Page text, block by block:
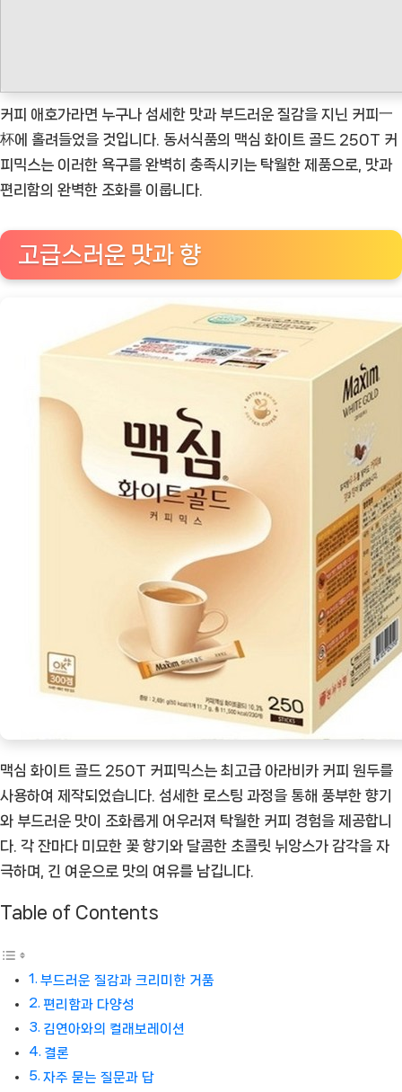
닉
하
다:
화
트
250T
커
피
ㅣ
추
천
상
품]
커피 애호가라면 누구나 섬세한 맛과 부드러운 질감을 지닌 커피一
杯에 홀려들었을 것입니다. 동서식품의 맥심 화이트 골드 250T 커
피믹스는 이러한 욕구를 완벽히 충족시키는 탁월한 제품으로, 맛과
편리함의 완벽한 조화를 이룹니다.
고급스러운 맛과 향
맥심 화이트 골드 250T 커피믹스는 최고급 아라비카 커피 원두를
사용하여 제작되었습니다. 섬세한 로스팅 과정을 통해 풍부한 향기
와 부드러운 맛이 조화롭게 어우러져 탁월한 커피 경험을 제공합니
다. 각 잔마다 미묘한 꽃 향기와 달콤한 초콜릿 뉘앙스가 감각을 자
극하며, 긴 여운으로 맛의 여유를 남깁니다.
Table of Contents
부드러운 질감과 크리미한 거품
편리함과 다양성
김연아와의 컬래보레이션
결론
자주 묻는 질문과 답